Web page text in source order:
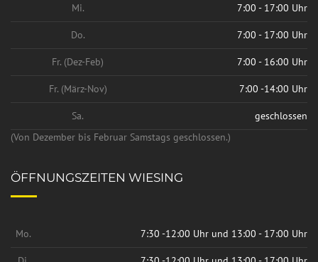
Mi. 7:00 - 17:00 Uhr
Do. 7:00 - 17:00 Uhr
Fr. (Dez-Feb) 7:00 - 16:00 Uhr
Fr. (März-Nov) 7:00 -14:00 Uhr
Sa.
geschlossen
(Von Dezember bis Februar Samstags geschlossen.)
ÖFFNUNGSZEITEN WIESING
Mo. 7:30 -12:00 Uhr und 13:00 - 17:00 Uhr